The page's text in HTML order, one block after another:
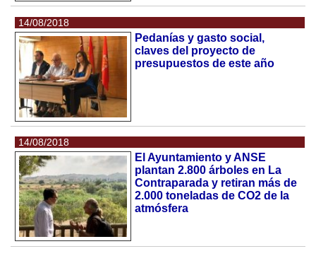
14/08/2018
Pedanías y gasto social,
claves del proyecto de
presupuestos de este año
14/08/2018
El Ayuntamiento y ANSE
plantan 2.800 árboles en La
Contraparada y retiran más de
2.000 toneladas de CO2 de la
atmósfera